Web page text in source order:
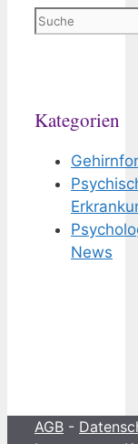
Suchen
Kategorien
News
AGB -